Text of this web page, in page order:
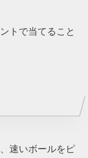
トで当てること
速いボールをピ